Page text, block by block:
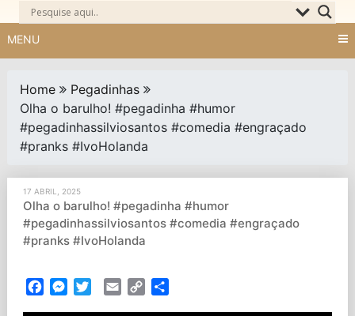
MENU
Home
Pegadinhas
Olha o barulho! #pegadinha #humor
#pegadinhassilviosantos #comedia #engraçado
#pranks #IvoHolanda
17 ABRIL, 2025
Olha o barulho! #pegadinha #humor
#pegadinhassilviosantos #comedia #engraçado
#pranks #IvoHolanda
FacebookMessenger
TwitterEmail Copy